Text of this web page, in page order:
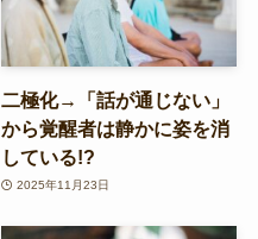
二極化→「話が通じない」
から覚醒者は静かに姿を消
している!?
2025年11月23日